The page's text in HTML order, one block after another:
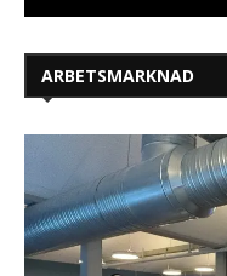
ARBETSMARKNAD